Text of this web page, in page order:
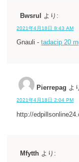
Bwsrul より:
2021年4月18日 8:43 AM
Gnauli -tadacip 20
Pierrepag よ
2021年4月18日 2:04 PM
http://
Mfytth より: